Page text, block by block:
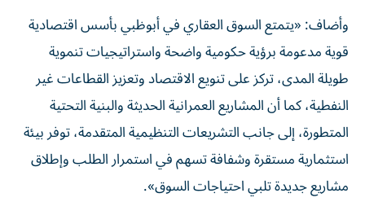
وأضاف: «يتمتع السوق العقاري في أبوظبي بأسس اقتصادية
قوية مدعومة برؤية حكومية واضحة واستراتيجيات تنموية
طويلة المدى، تركز على تنويع الاقتصاد وتعزيز القطاعات غير
النفطية، كما أن المشاريع العمرانية الحديثة والبنية التحتية
المتطورة، إلى جانب التشريعات التنظيمية المتقدمة، توفر بيئة
استثمارية مستقرة وشفافة تسهم في استمرار الطلب وإطلاق
مشاريع جديدة تلبي احتياجات السوق».